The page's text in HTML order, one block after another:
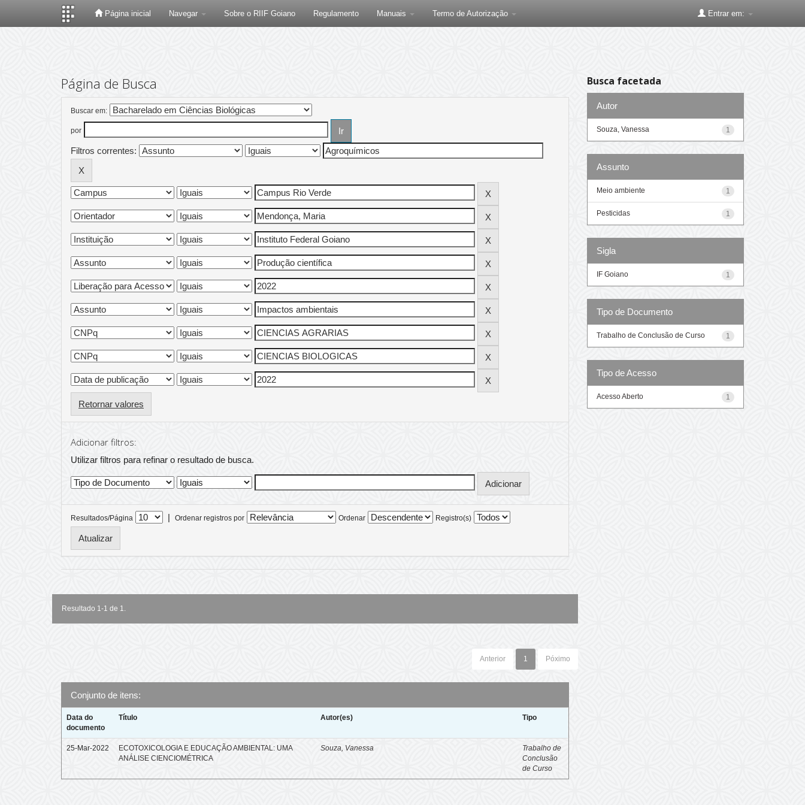
Página inicial Navegar Sobre o RIIF Goiano Regulamento Manuais Termo de Autorização Entrar em:
Página de Busca
Buscar em:
por
Filtros correntes:
Retornar valores
Adicionar filtros:
Utilizar filtros para refinar o resultado de busca.
Resultados/Página | Ordenar registros por Ordenar Registro(s)
Resultado 1-1 de 1.
Anterior 1 Póximo
Conjunto de itens:
Data do
documento
Título Autor(es) Tipo
25-Mar-2022
ECOTOXICOLOGIA E EDUCAÇÃO AMBIENTAL: UMA
ANÁLISE CIENCIOMÉTRICA
Souza, Vanessa
Trabalho de
Conclusão
de Curso
Busca facetada
Autor
1
Souza, Vanessa
Assunto
1
Meio ambiente
1
Pesticidas
Sigla
1
IF Goiano
Tipo de Documento
1
Trabalho de Conclusão de Curso
Tipo de Acesso
1
Acesso Aberto